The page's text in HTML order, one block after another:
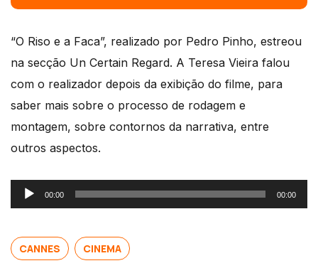
“O Riso e a Faca”, realizado por Pedro Pinho, estreou
na secção Un Certain Regard. A Teresa Vieira falou
com o realizador depois da exibição do filme, para
saber mais sobre o processo de rodagem e
montagem, sobre contornos da narrativa, entre
outros aspectos.
Reprodutor
de
00:00 00:00
CANNES CINEMA